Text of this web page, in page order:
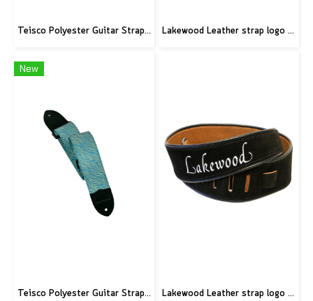
Teisco Polyester Guitar Strap, Pink Lakewood Leather strap logo brown
New
Teisco Polyester Guitar Strap, Blue Lakewood Leather strap logo black